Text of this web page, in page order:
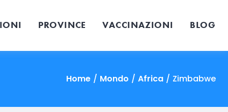
PROVINCE VACCINAZIONI BLOG
Home / Mondo / Africa / Zimbabwe